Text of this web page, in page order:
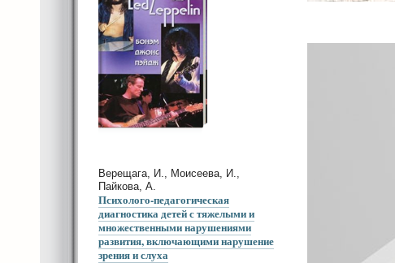
Верещага, И., Моисеева, И.,
Пайкова, А.
Психолого-педагогическая
диагностика детей с тяжелыми и
множественными нарушениями
развития, включающими нарушение
зрения и слуха